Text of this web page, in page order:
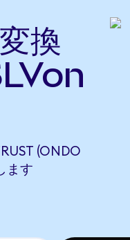
換
(ONDO
ます